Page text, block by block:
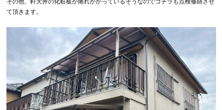
その他、軒天井の化粧板が捲れかかっているそうなのでコチラも点検修繕させ
て頂きます。